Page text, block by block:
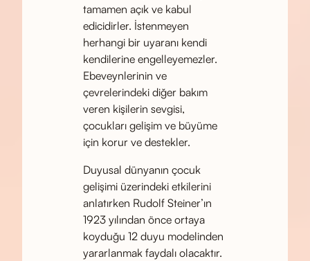
tamamen açık ve kabul
edicidirler. İstenmeyen
herhangi bir uyaranı kendi
kendilerine engelleyemezler.
Ebeveynlerinin ve
çevrelerindeki diğer bakım
veren kişilerin sevgisi,
çocukları gelişim ve büyüme
için korur ve destekler.
Duyusal dünyanın çocuk
gelişimi üzerindeki etkilerini
anlatırken Rudolf Steiner’ın
1923 yılından önce ortaya
koyduğu 12 duyu modelinden
yararlanmak faydalı olacaktır.